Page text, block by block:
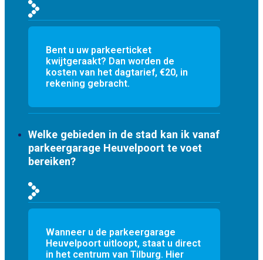
Bent u uw parkeerticket
kwijtgeraakt? Dan worden de
kosten van het dagtarief, €20, in
rekening gebracht.
Welke gebieden in de stad kan ik vanaf
parkeergarage Heuvelpoort te voet
bereiken?
Wanneer u de parkeergarage
Heuvelpoort uitloopt, staat u direct
in het centrum van Tilburg. Hier